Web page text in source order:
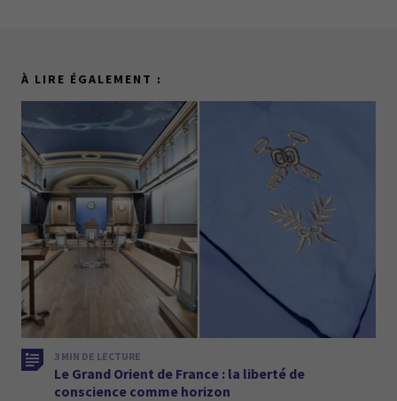
À LIRE ÉGALEMENT :
3 MIN DE LECTURE
Le Grand Orient de France : la liberté de
conscience comme horizon